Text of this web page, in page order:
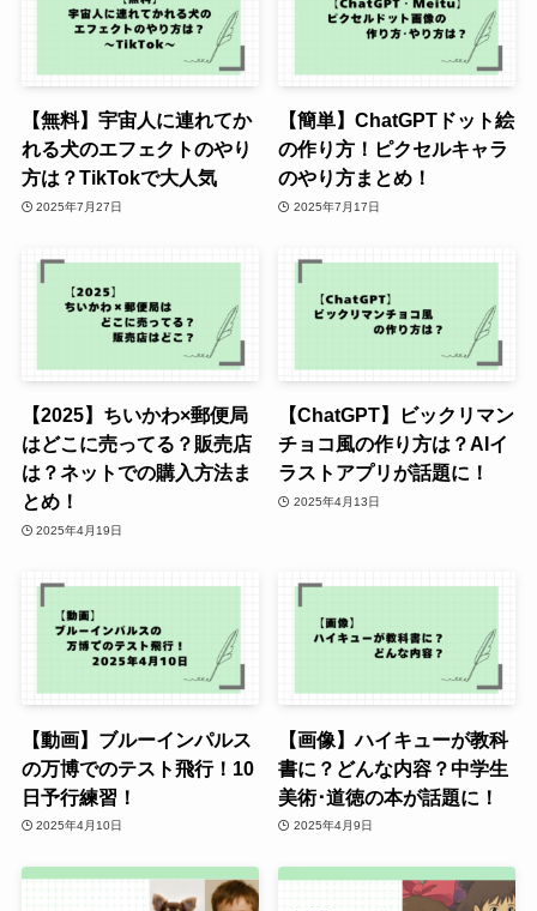
【無料】宇宙人に連れてか
れる犬のエフェクトのやり
方は？TikTokで大人気
2025年7月27日
【簡単】ChatGPTドット絵
の作り方！ピクセルキャラ
のやり方まとめ！
2025年7月17日
【2025】ちいかわ×郵便局
はどこに売ってる？販売店
は？ネットでの購入方法ま
とめ！
2025年4月19日
【ChatGPT】ビックリマン
チョコ風の作り方は？AIイ
ラストアプリが話題に！
2025年4月13日
【動画】ブルーインパルス
の万博でのテスト飛行！10
日予行練習！
2025年4月10日
【画像】ハイキューが教科
書に？どんな内容？中学生
美術･道徳の本が話題に！
2025年4月9日